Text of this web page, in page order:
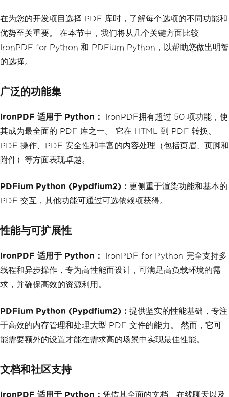
在为您的开发项目选择 PDF 库时，了解每个选项的不同功能和
优势至关重要。 在本节中，我们将从几个关键方面比较
IronPDF for Python 和 PDFium Python，以帮助您做出明智
的选择。
广泛的功能集
IronPDF 适用于 Python：
IronPDF拥有超过 50 项功能，使
其成为最全面的 PDF 库之一。 它在 HTML 到 PDF 转换、
PDF 操作、PDF 安全性和丰富的内容处理（包括页眉、页脚和
附件）等方面表现卓越。
PDFium Python (Pypdfium2)： 更侧重于渲染功能和基本的
PDF 交互，其他功能可通过可选依赖项获得。
性能与可扩展性
IronPDF 适用于 Python：
IronPDF for Python 完全支持多
线程和异步操作，专为高性能而设计，可满足高负载环境的需
求，并确保高效的资源利用。
PDFium Python (Pypdfium2)： 提供坚实的性能基础，专注
于高效的内存管理和处理大型 PDF 文件的能力。 然而，它可
能需要额外的设置才能在需求高的场景中实现最佳性能。
文档和社区支持
IronPDF 适用于 Python： 凭借其全面的文档、在线聊天以及